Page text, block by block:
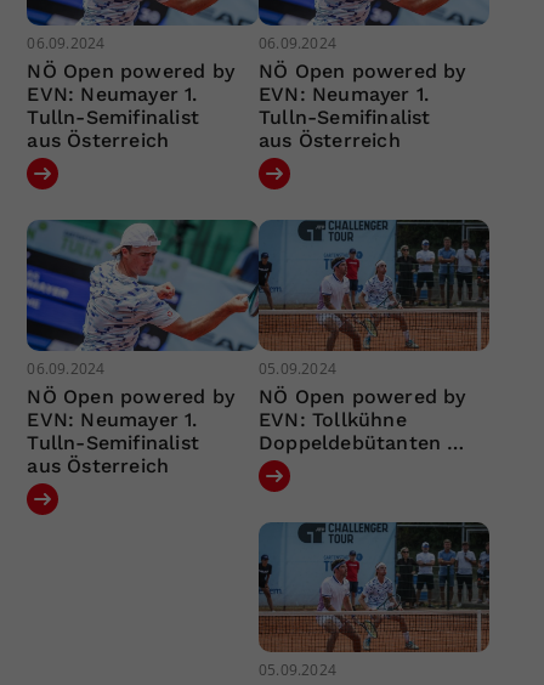
06.09.2024
NÖ Open powered by
EVN: Neumayer 1.
Tulln-Semifinalist
aus Österreich
06.09.2024
NÖ Open powered by
EVN: Neumayer 1.
Tulln-Semifinalist
aus Österreich
06.09.2024
NÖ Open powered by
EVN: Neumayer 1.
Tulln-Semifinalist
aus Österreich
05.09.2024
NÖ Open powered by
EVN: Tollkühne
Doppeldebütanten …
05.09.2024